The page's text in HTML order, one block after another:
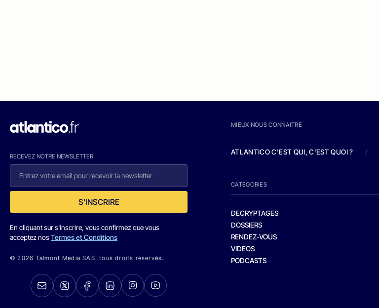
RECEVEZ NOTRE NEWSLETTER
S'INSCRIRE
En cliquant sur s'inscrire, vous confirmez que vous
acceptez nosTermes et Conditions
© 2026 Talmont Media SAS. tous droits réservés.
MIEUX NOUS CONNAITRE
ATLANTICO C'EST QUI, C'EST QUOI ? /
CATEGORIES
DECRYPTAGES
DOSSIERS
RENDEZ-VOUS
VIDEOS
PODCASTS